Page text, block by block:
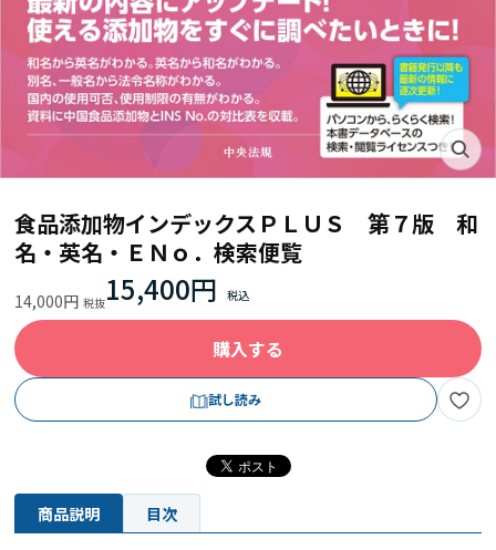
食品添加物インデックスＰＬＵＳ 第７版 和
名・英名・ＥＮｏ．検索便覧
14,000円 15,400円
購入する
試し読み
商品説明 目次